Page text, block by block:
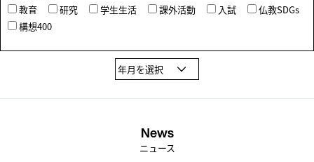
教育
研究 学生生活 課外活動 入試
仏教SDGs
構想400
News
ニュース